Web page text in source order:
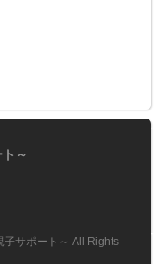
～
サポート～ All Rights